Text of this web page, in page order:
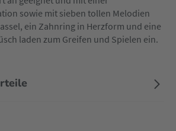
sowie mit sieben tollen Melodien
ein Zahnring in Herzform und eine
laden zum Greifen und Spielen ein.